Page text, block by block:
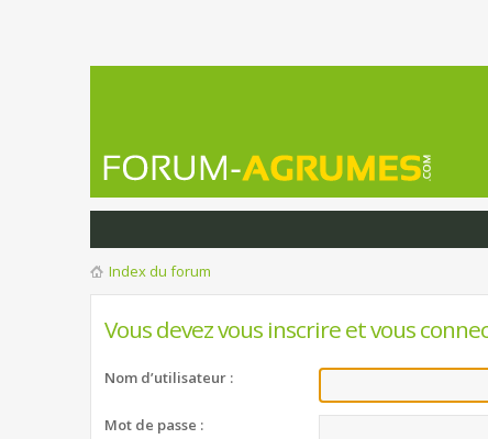
Index du forum
Vous devez vous inscrire et vous
Nom d’utilisateur :
Mot de passe :